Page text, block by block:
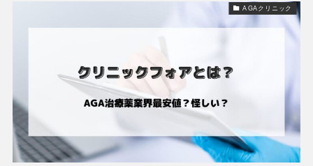
AGAクリニック